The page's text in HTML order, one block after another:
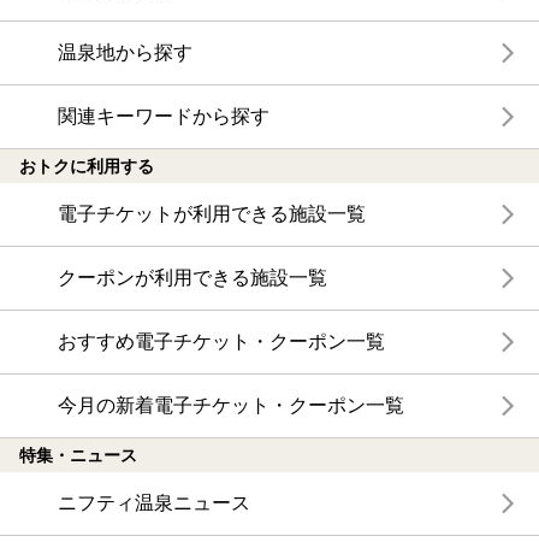
温泉地から探す
関連キーワードから探す
おトクに利用する
電子チケットが利用できる施設一覧
クーポンが利用できる施設一覧
おすすめ電子チケット・クーポン一覧
今月の新着電子チケット・クーポン一覧
特集・ニュース
ニフティ温泉ニュース